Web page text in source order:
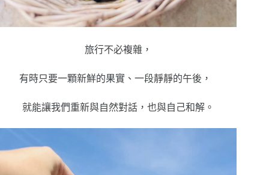
旅行不必複雜，
有時只要一顆新鮮的果實、一段靜靜的午後，
就能讓我們重新與自然對話，也與自己和解。